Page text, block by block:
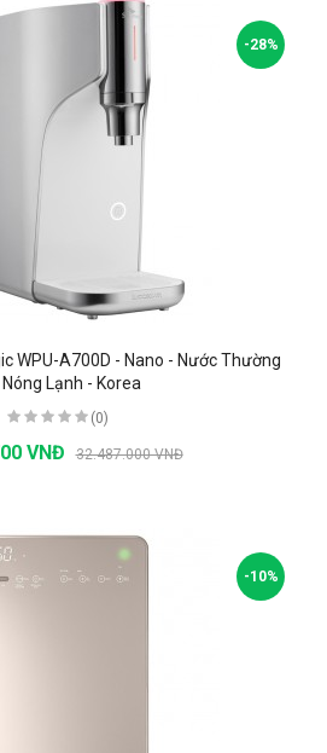
-28%
WPU-A700D - Nano - Nước Thường
Lạnh - Korea
(0)
VNĐ 32.487.000 VNĐ
-10%